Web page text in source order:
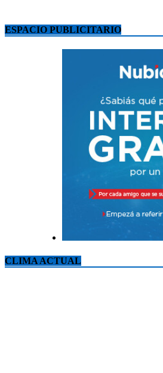
ESPACIO PUBLICITARIO
CLIMA ACTUAL